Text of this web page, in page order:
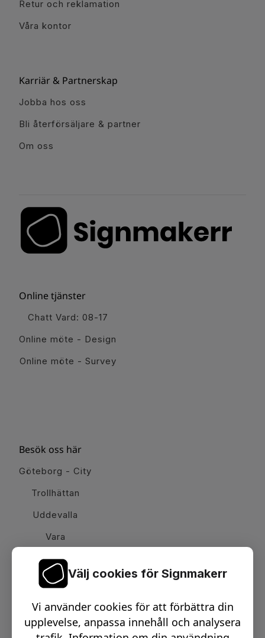
Retur och reklamation
Våra kontor
Karriär & Partnerskap
Jobba hos oss
Bli återförsäljare & partner
Om oss
Online tjänster
Chatt Vard: 08-17
Online möte - Design
Online möte - Survey
Besök oss här
Göteborg - City
Trollhättan
Uddevalla
Vara
Email:info@signmakerr.se
Välj cookies för Signmakerr
Vi använder cookies för att förbättra din
upplevelse, anpassa innehåll och analysera